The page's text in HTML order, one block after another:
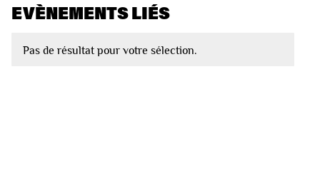
EVÈNEMENTS LIÉS
Pas de résultat pour votre sélection.